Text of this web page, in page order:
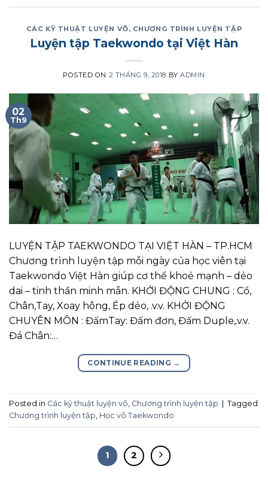
CÁC KỸ THUẬT LUYỆN VÕ, CHƯƠNG TRÌNH LUYỆN TẬP
Luyện tập Taekwondo tại Việt Hàn
POSTED ON 2 THÁNG 9, 2018 BYADMIN
02
Th9
LUYỆN TẬP TAEKWONDO TẠI VIỆT HÀN – TP.HCM
Chương trình luyện tập mỗi ngày của học viên tại
Taekwondo Việt Hàn giúp cơ thể khoẻ mạnh – dẻo
dai – tinh thần minh mẫn. KHỞI ĐỘNG CHUNG : Cổ,
Chân,Tay, Xoay hông, Ép dẻo, .v.v. KHỞI ĐỘNG
CHUYÊN MÔN : ĐấmTay: Đấm đơn, Đấm Duple,.v.v.
Đá Chân:…
CONTINUE READING →
Posted in Các kỹ thuật luyện võ, Chương trình luyện tập
Tagged
Chương trình luyện tập, Học võ Taekwondo
1 2